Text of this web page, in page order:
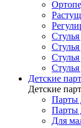
Детские
Детские
Парты
Парты
Для